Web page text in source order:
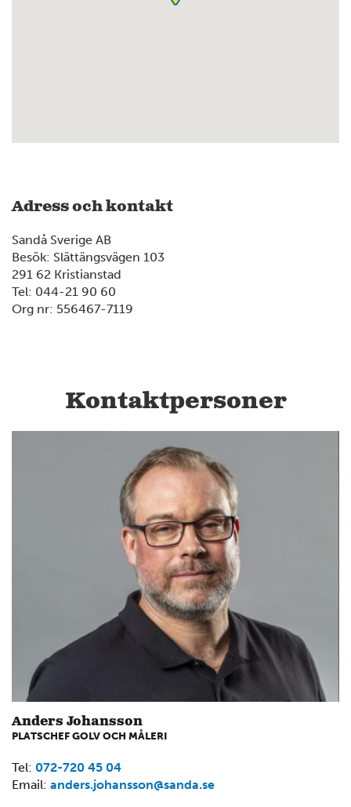
Adress och kontakt
Sandå Sverige AB
Besök: Slättängsvägen 103
291 62 Kristianstad
Tel: 044-21 90 60
Org nr: 556467-7119
Kontaktpersoner
Anders Johansson
PLATSCHEF GOLV OCH MÅLERI
Tel: 072-720 45 04
Email: anders.johansson@sanda.se